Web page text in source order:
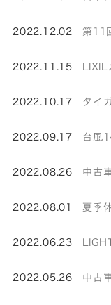
2022.12.02 第11
2022.11.15
2022.10.17 タイ
2022.09.17 台風
2022.08.26 中古
2022.08.01 夏季
2022.06.23
2022.05.26 中古